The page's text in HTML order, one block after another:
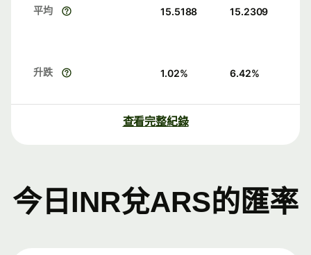
平均 15.5188 15.2309
升跌 1.02% 6.42%
查看完整紀錄
今日INR兌ARS的匯率